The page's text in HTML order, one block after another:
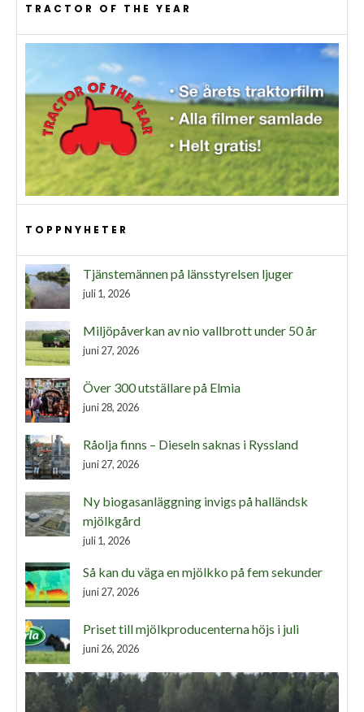
TRACTOR OF THE YEAR
TOPPNYHETER
Tjänstemännen på länsstyrelsen ljuger
juli 1, 2026
Miljöpåverkan av nio vallbrott under 50 år
juni 27, 2026
Över 300 utställare på Elmia
juni 28, 2026
Råolja finns – Dieseln saknas i Ryssland
juni 27, 2026
Ny biogasanläggning invigs på halländsk
mjölkgård
juli 1, 2026
Så kan du väga en mjölkko på fem sekunder
juni 27, 2026
Priset till mjölkproducenterna höjs i juli
juni 26, 2026